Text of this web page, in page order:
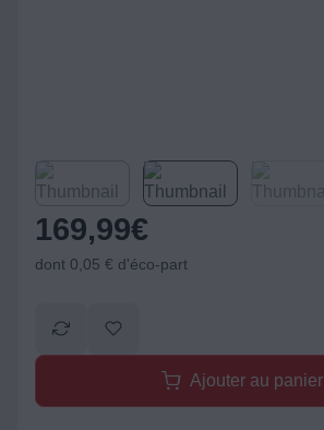
169,99€
dont 0,05 € d'éco-part
Ajouter au panier